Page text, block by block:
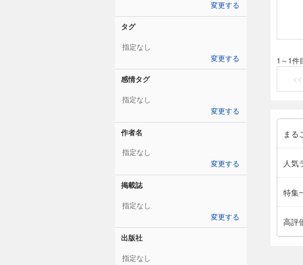
1～1件
<<
まる
人気
特集
高評
変更する
タグ
指定なし
変更する
感情タグ
指定なし
変更する
作者名
指定なし
変更する
掲載誌
指定なし
変更する
出版社
指定なし